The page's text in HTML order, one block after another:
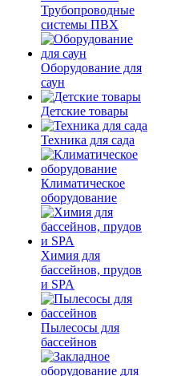
Трубопроводные
системы ПВХ
Оборудование для
саун
Детские товары
Техника для сада
Климатическое
оборудование
Химия для
бассейнов, прудов
и SPA
Пылесосы для
бассейнов